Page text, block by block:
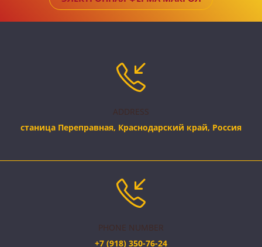
ADDRESS
станица Переправная, Краснодарский край, Россия
PHONE NUMBER
+7 (918) 350-76-24